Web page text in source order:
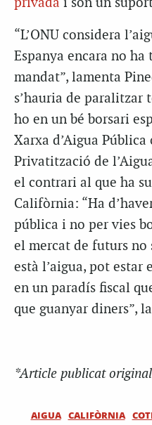
privada i són un
“L’ONU considera
Espanya encara no ha
mandat”, lamenta
s’hauria de paralitzar
ho en un bé borsari
Xarxa d’Aigua
Privatització de
el contrari al que ha
Califòrnia: “Ha
pública i no per vies
el mercat de futurs no
està l’aigua, pot estar
en un paradís fiscal
que guanyar diners”,
*Article publicat
AIGUA CALIFÒRNIA